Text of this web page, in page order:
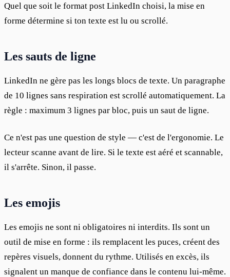
Quel que soit le format post LinkedIn choisi, la mise en
forme détermine si ton texte est lu ou scrollé.
Les sauts de ligne
LinkedIn ne gère pas les longs blocs de texte. Un paragraphe
de 10 lignes sans respiration est scrollé automatiquement. La
règle : maximum 3 lignes par bloc, puis un saut de ligne.
Ce n'est pas une question de style — c'est de l'ergonomie. Le
lecteur scanne avant de lire. Si le texte est aéré et scannable,
il s'arrête. Sinon, il passe.
Les emojis
Les emojis ne sont ni obligatoires ni interdits. Ils sont un
outil de mise en forme : ils remplacent les puces, créent des
repères visuels, donnent du rythme. Utilisés en excès, ils
signalent un manque de confiance dans le contenu lui-même.